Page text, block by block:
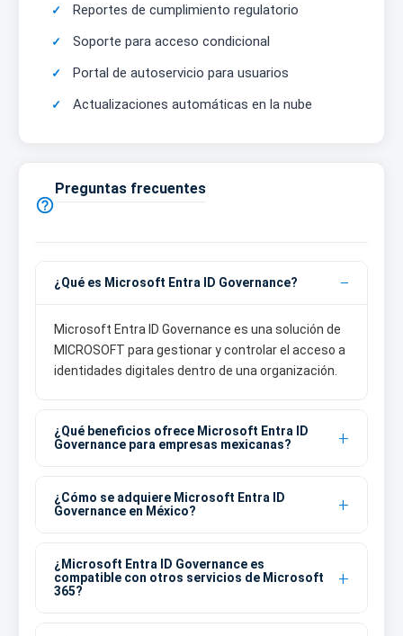
Reportes de cumplimiento regulatorio
Soporte para acceso condicional
Portal de autoservicio para usuarios
Actualizaciones automáticas en la nube

Preguntas frecuentes
¿Qué es Microsoft Entra ID Governance?
Microsoft Entra ID Governance es una solución de
MICROSOFT para gestionar y controlar el acceso a
identidades digitales dentro de una organización.
¿Qué beneficios ofrece Microsoft Entra ID
Governance para empresas mexicanas?
¿Cómo se adquiere Microsoft Entra ID
Governance en México?
¿Microsoft Entra ID Governance es
compatible con otros servicios de Microsoft
365?